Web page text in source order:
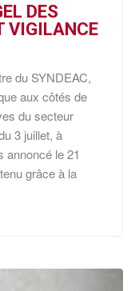
DES
VIGILANCE
du SYNDEAC,
aux côtés de
du secteur
3 juillet, à
annoncé le 21
grâce à la